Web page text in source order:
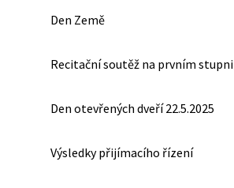
Den Země
Recitační soutěž na prvním stupni
Den otevřených dveří 22.5.2025
Výsledky přijímacího řízení